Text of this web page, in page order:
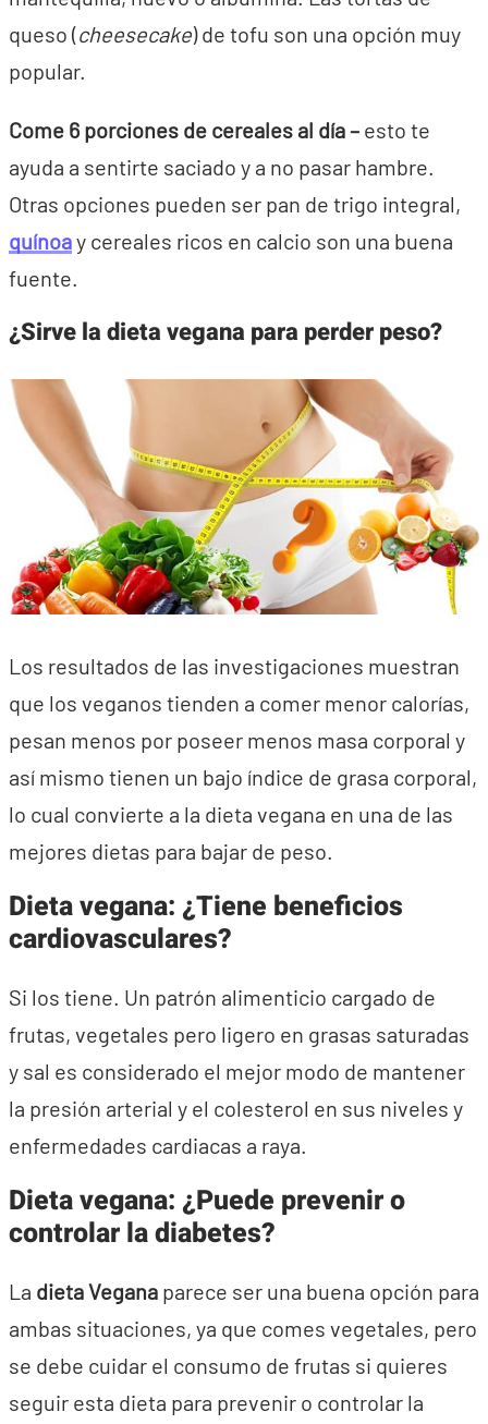
queso (cheesecake) de tofu son una opción muy
popular.
Come 6 porciones de cereales al día – esto te
ayuda a sentirte saciado y a no pasar hambre.
Otras opciones pueden ser pan de trigo integral,
quínoay cereales ricos en calcio son una buena
fuente.
¿Sirve la dieta vegana para perder peso?
Los resultados de las investigaciones muestran
que los veganos tienden a comer menor calorías,
pesan menos por poseer menos masa corporal y
así mismo tienen un bajo índice de grasa corporal,
lo cual convierte a la dieta vegana en una de las
mejores dietas para bajar de peso.
Dieta vegana: ¿Tiene beneficios
cardiovasculares?
Si los tiene. Un patrón alimenticio cargado de
frutas, vegetales pero ligero en grasas saturadas
y sal es considerado el mejor modo de mantener
la presión arterial y el colesterol en sus niveles y
enfermedades cardiacas a raya.
Dieta vegana: ¿Puede prevenir o
controlar la diabetes?
La dieta Vegana parece ser una buena opción para
ambas situaciones, ya que comes vegetales, pero
se debe cuidar el consumo de frutas si quieres
seguir esta dieta para prevenir o controlar la